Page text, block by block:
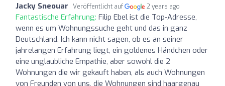
Jacky Sneouar Veröffentlicht auf 2 years ago
Fantastische Erfahrung: Filip Ebel ist die Top-Adresse,
wenn es um Wohnungssuche geht und das in ganz
Deutschland. Ich kann nicht sagen, ob es an seiner
jahrelangen Erfahrung liegt, ein goldenes Händchen oder
eine unglaubliche Empathie, aber sowohl die 2
Wohnungen die wir gekauft haben, als auch Wohnungen
von Freunden von uns, die Wohnungen sind haargenau